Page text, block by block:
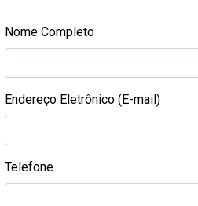
Nome Completo
Endereço Eletrônico (E-mail)
Telefone